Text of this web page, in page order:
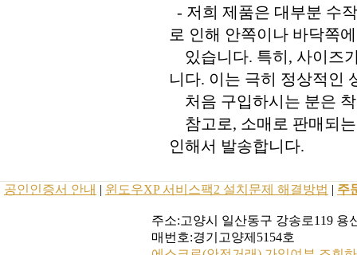
- 저희 제품은 대부분 수
로 인해 안쪽이나 바닥쪽
있습니다. 특히, 사이즈
니다. 이는 극히 정상적인
처음 구입하시는 분은
참고로, 소매로 판매되
인해서 발송합니다.
공인인증서 안내 | 윈도우XP 서비스팩2 설치문제 해결방법 | 주
주소:고양시 일산동구 강송로119 용
매번호:경기고양제5154호